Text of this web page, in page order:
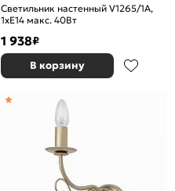
Светильник настенный V1265/1A,
1xE14 макс. 40Вт
1 938₽
В корзину